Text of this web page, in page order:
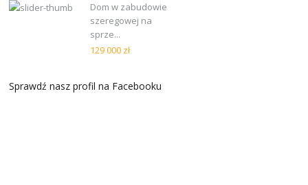
Dom w zabudowie
szeregowej na
sprze...
129 000 zł
Sprawdź nasz profil na Facebooku